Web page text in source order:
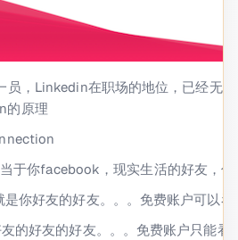
员，Linkedin在职场的地位，已经无
的原理
于你facebook，现实生活的好友，
你好友的好友。。。免费账户可以
的好友的好友。。。免费账户只能看